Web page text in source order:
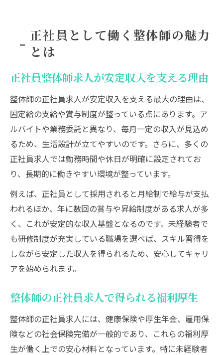
正社員として働く整体師の魅力
とは
正社員整体師求人が安定収入を支える理由
整体師の正社員求人が安定収入を支える最大の理由は、
固定給の支給や賞与制度が整っている点にあります。ア
ルバイトや業務委託と異なり、毎月一定の収入が見込め
るため、生活設計が立てやすいのです。さらに、多くの
正社員求人では勤務時間や休日が明確に設定されてお
り、長期的に働きやすい環境が整っています。
例えば、正社員として採用されると月給制で給与が支払
われるほか、年に数回の賞与や昇給制度がある求人が多
く、これが安定的な収入基盤となるのです。未経験者で
も研修制度が充実している職場を選べば、スキル習得を
しながら安定した収入を得られるため、安心してキャリ
アを始められます。
整体師の正社員求人で得られる福利厚生
整体師の正社員求人には、健康保険や厚生年金、雇用保
険などの社会保険完備が一般的であり、これらの福利厚
生が働く上での安心材料となっています。特に未経験者